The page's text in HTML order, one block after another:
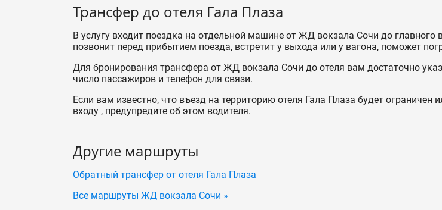
Трансфер до отеля Гала Плаза
В услугу входит поездка на отдельной машине от ЖД вокзала Сочи до главного
позвонит перед прибытием поезда, встретит у выхода или у вагона, поможет
Для бронирования трансфера от ЖД вокзала Сочи до отеля вам достаточно
число пассажиров и телефон для связи.
Если вам известно, что въезд на территорию отеля Гала Плаза будет ограничен
входу , предупредите об этом водителя.
Другие маршруты
Обратный трансфер от отеля Гала Плаза
Все маршруты ЖД вокзала Сочи »